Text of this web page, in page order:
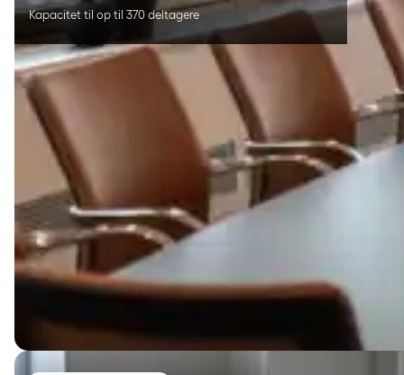
Kapacitet til op til 370 deltagere
Comwell Kellers Park